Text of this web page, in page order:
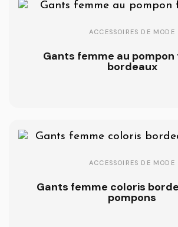
ACCESSOIRES DE MODE
Gants femme au
bordeaux
ACCESSOIRES DE MODE
Gants femme coloris
pompons